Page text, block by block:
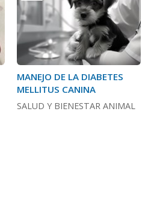
MANEJO DE LA DIABETES
MELLITUS CANINA
SALUD Y BIENESTAR ANIMAL